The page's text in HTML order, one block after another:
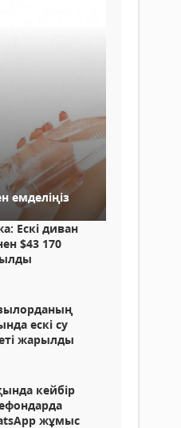
емделіңіз
Ескі диван
$43 170
ескі су
жарылды
кейбір
жұмыс